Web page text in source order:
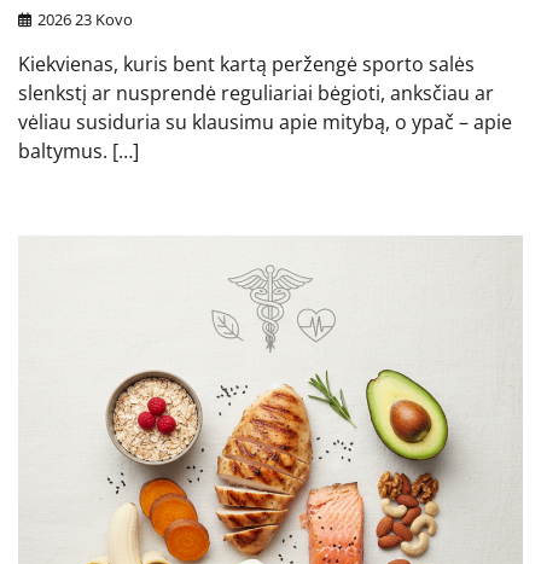
2026 23 Kovo
Kiekvienas, kuris bent kartą peržengė sporto salės
slenkstį ar nusprendė reguliariai bėgioti, anksčiau ar
vėliau susiduria su klausimu apie mitybą, o ypač – apie
baltymus. […]